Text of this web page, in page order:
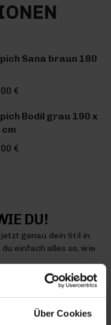
Über Cookies
Sana braun 180
€
Bodil grau 190 x
cm
€
DU!
genau dein Stil in
einfach alles so, wie